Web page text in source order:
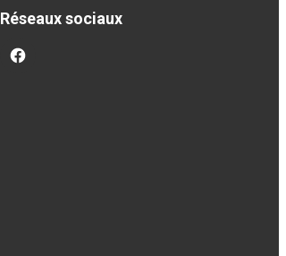
Réseaux sociaux
facebook